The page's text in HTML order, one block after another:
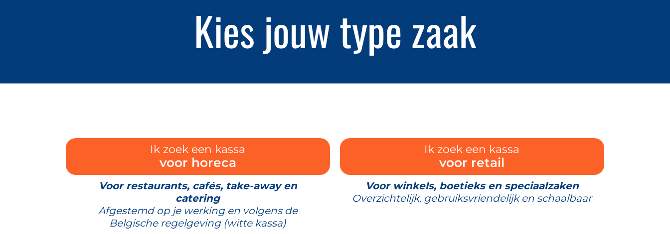
Kies jouw type zaak
Ik zoek een kassa
voor horeca
Voor restaurants, cafés, take-away en
catering
Afgestemd op je werking en volgens de
Belgische regelgeving (witte kassa)
Ik zoek een kassa
voor retail
Voor winkels, boetieks en speciaalzaken
Overzichtelijk, gebruiksvriendelijk en schaalbaar